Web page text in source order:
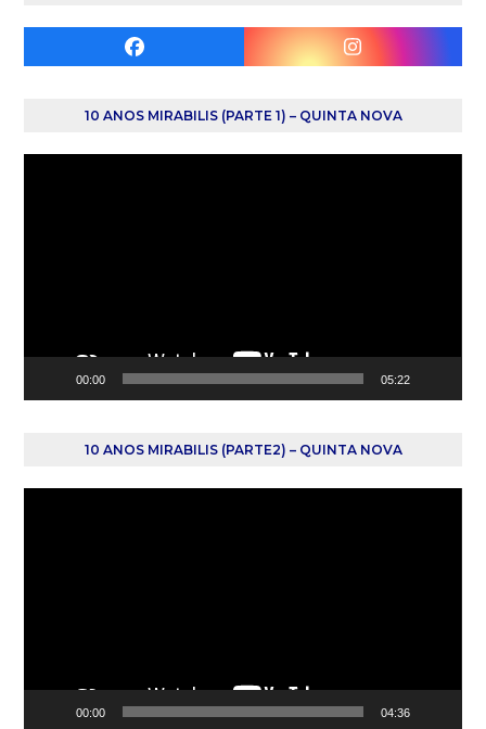
Facebook Instagram
10 ANOS MIRABILIS (PARTE 1) – QUINTA NOVA
00:00 05:22
10 ANOS MIRABILIS (PARTE2) – QUINTA NOVA
00:00 04:36